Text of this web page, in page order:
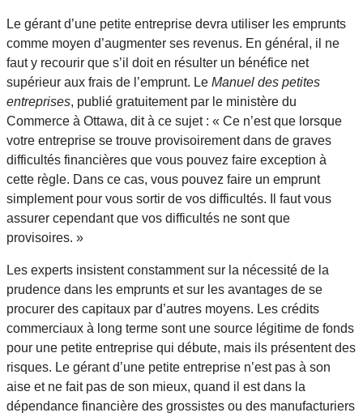
Le gérant d’une petite entreprise devra utiliser les emprunts
comme moyen d’augmenter ses revenus. En général, il ne
faut y recourir que s’il doit en résulter un bénéfice net
supérieur aux frais de l’emprunt. Le Manuel des petites
entreprises, publié gratuitement par le ministère du
Commerce à Ottawa, dit à ce sujet : « Ce n’est que lorsque
votre entreprise se trouve provisoirement dans de graves
difficultés financières que vous pouvez faire exception à
cette règle. Dans ce cas, vous pouvez faire un emprunt
simplement pour vous sortir de vos difficultés. Il faut vous
assurer cependant que vos difficultés ne sont que
provisoires. »
Les experts insistent constamment sur la nécessité de la
prudence dans les emprunts et sur les avantages de se
procurer des capitaux par d’autres moyens. Les crédits
commerciaux à long terme sont une source légitime de fonds
pour une petite entreprise qui débute, mais ils présentent des
risques. Le gérant d’une petite entreprise n’est pas à son
aise et ne fait pas de son mieux, quand il est dans la
dépendance financière des grossistes ou des manufacturiers